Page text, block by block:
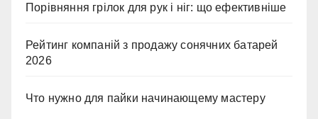
Порівняння грілок для рук і ніг: що ефективніше
Рейтинг компаній з продажу сонячних батарей
2026
Что нужно для пайки начинающему мастеру